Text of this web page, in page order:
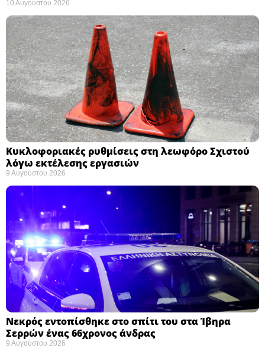
10 Αυγούστου 2026
Κυκλοφοριακές ρυθμίσεις στη λεωφόρο Σχιστού
λόγω εκτέλεσης εργασιών
9 Αυγούστου 2026
Νεκρός εντοπίσθηκε στο σπίτι του στα Ίβηρα
Σερρών ένας 66χρονος άνδρας
9 Αυγούστου 2026